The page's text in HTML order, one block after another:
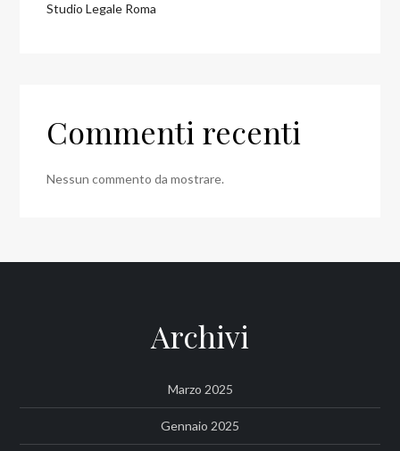
Studio Legale Roma
Commenti recenti
Nessun commento da mostrare.
Archivi
Marzo 2025
Gennaio 2025